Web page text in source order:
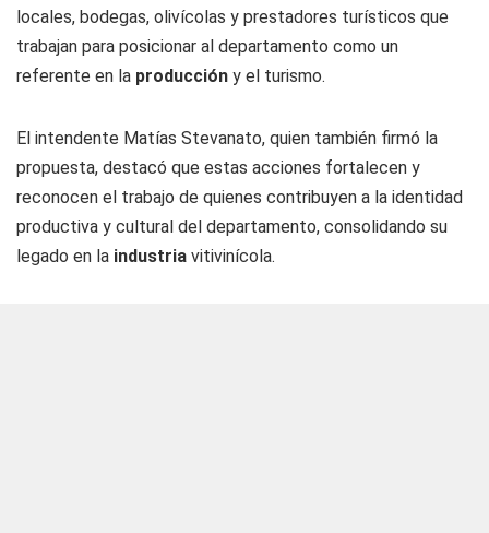
locales, bodegas, olivícolas y prestadores turísticos que
trabajan para posicionar al departamento como un
referente en la producción y el turismo.
El intendente Matías Stevanato, quien también firmó la
propuesta, destacó que estas acciones fortalecen y
reconocen el trabajo de quienes contribuyen a la identidad
productiva y cultural del departamento, consolidando su
legado en la industria vitivinícola.